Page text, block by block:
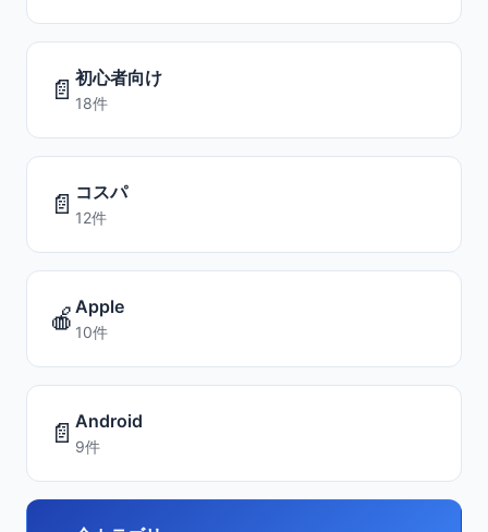
📄 初心者向け
18件
📄 コスパ
12件
🍎 Apple
10件
📄 Android
9件